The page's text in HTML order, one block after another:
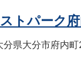
ストパーク
分県大分市府内